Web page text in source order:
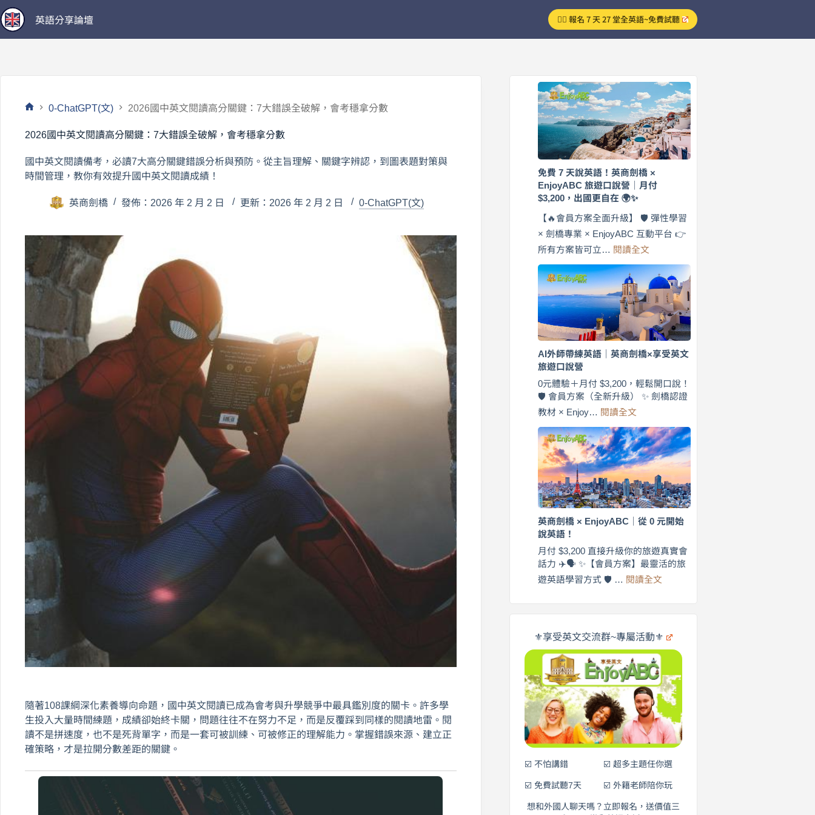
跳
至
主
英語分享論壇 👉🏻 報名 7 天 27 堂全英語~免費試聽
頁
0-ChatGPT(文) 2026國中英文閱讀高分關鍵：7大錯誤全破解，會考穩拿分數
2026國中英文閱讀高分關鍵：7大錯誤全破解，會考穩拿分數
國中英文閱讀備考，必讀7大高分關鍵錯誤分析與預防。從主旨理解、關鍵字辨認，到圖表題對策與
時間管理，教你有效提升國中英文閱讀成績！
英商劍橋 發佈：2026 年 2 月 2 日 更新：2026 年 2 月 2 日 0-ChatGPT(文)
隨著108課綱深化素養導向命題，國中英文閱讀已成為會考與升學競爭中最具鑑別度的關卡。許多學
生投入大量時間練題，成績卻始終卡關，問題往往不在努力不足，而是反覆踩到同樣的閱讀地雷。閱
讀不是拼速度，也不是死背單字，而是一套可被訓練、可被修正的理解能力。掌握錯誤來源、建立正
確策略，才是拉開分數差距的關鍵。
免費 7 天說英語！英商劍橋 ×
EnjoyABC 旅遊口說營｜月付
$3,200，出國更自在 🌍✨
【🔥會員方案全面升級】 🛡️ 彈性學習
× 劍橋專業 × EnjoyABC 互動平台 👉
所有方案皆可立… 閱讀全文
費
7
天
說
英
語！
商
橋
×
EnjoyABC
遊
口
說
營
｜
月
付
$3,200，
更
自
在
✨
AI外師帶練英語｜英商劍橋×享受英文
旅遊口說營
0元體驗＋月付 $3,200，輕鬆開口說！
🛡️ 會員方案（全新升級） ✨ 劍橋認證
教材 × Enjoy… 閱讀全文
外
師
帶
練
英
語
｜
英
劍
橋
×
享
英
旅
遊
口
說
營
英商劍橋 × EnjoyABC｜從 0 元開始
說英語！
月付 $3,200 直接升級你的旅遊真實會
話力 ✈️🗣️ ✨【會員方案】最靈活的旅
遊英語學習方式 🛡️ … 閱讀全文
商
劍
×
EnjoyABC
0
元
開
始
說
英
語！
⚜️享受英文交流群~專屬活動⚜️
☑️ 不怕講錯
☑️ 免費試聽7天
☑️ 超多主題任你選
☑️ 外籍老師陪你玩
想和外國人聊天嗎？立即報名，送價值三